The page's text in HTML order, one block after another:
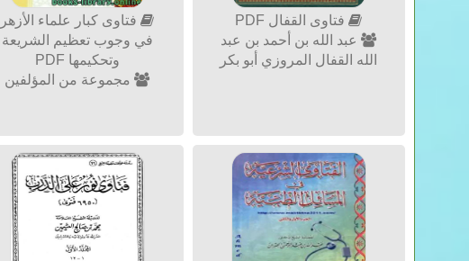
فتاوى القفال PDF
عبد الله بن أحمد بن عبد
الله القفال المروزي أبو بكر
فتاوى كبار علماء الأزهر
في وجوب تعظيم الشريعة
وتحكيمها PDF
مجموعة من المؤلفين